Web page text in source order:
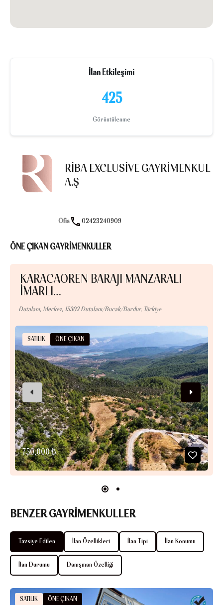
İlan Etkileşimi
425
Görüntülenme
RIBA EXCLUSIVE GAYRIMENKUL
A.Ş
Ofis 02423240909
ÖNE ÇIKAN GAYRİMENKULLER
KARACAÖREN BARAJI MANZARALI
İMARLI…
Dutalanı, Merkez, 15302 Dutalanı/Bucak/Burdur, Türkiye
SATILIK ÖNE ÇIKAN
750,000 ₺
BENZER GAYRİMENKULLER
Tavsiye Edilen İlan Özellikleri İlan Tipi İlan Konumu
İlan Durumu Danışman Özelliği
SATILIK ÖNE ÇIKAN